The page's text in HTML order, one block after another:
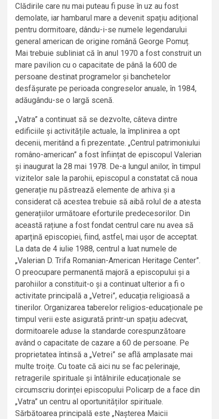
Clădirile care nu mai puteau fi puse în uz au fost
demolate, iar hambarul mare a devenit spațiu adițional
pentru dormitoare, dându-i-se numele legendarului
general american de origine română George Pomuț.
Mai trebuie subliniat că în anul 1970 a fost construit un
mare pavilion cu o capacitate de până la 600 de
persoane destinat programelor și banchetelor
desfășurate pe perioada congreselor anuale, în 1984,
adăugându-se o largă scenă.
„Vatra” a continuat să se dezvolte, câteva dintre
edificiile și activitățile actuale, la împlinirea a opt
decenii, meritând a fi prezentate. „Centrul patrimoniului
româno-american” a fost înființat de episcopul Valerian
și inaugurat la 28 mai 1978. De-a lungul anilor, în timpul
vizitelor sale la parohii, episcopul a constatat că noua
generație nu păstrează elemente de arhiva și a
considerat că acestea trebuie să aibă rolul de a atesta
generațiilor următoare eforturile predecesorilor. Din
această rațiune a fost fondat centrul care nu avea să
aparțină episcopiei, fiind, astfel, mai ușor de acceptat.
La data de 4 iulie 1988, centrul a luat numele de
„Valerian D. Trifa Romanian-American Heritage Center”.
O preocupare permanentă majoră a episcopului și a
parohiilor a constituit-o și a continuat ulterior a fi o
activitate principală a „Vetrei”, educația religioasă a
tinerilor. Organizarea taberelor religios-educaționale pe
timpul verii este asigurată printr-un spațiu adecvat,
dormitoarele aduse la standarde corespunzătoare
având o capacitate de cazare a 60 de persoane. Pe
proprietatea întinsă a „Vetrei” se află amplasate mai
multe troițe. Cu toate că aici nu se fac pelerinaje,
retragerile spirituale și întâlnirile educaționale se
circumscriu dorinței episcopului Policarp de a face din
„Vatra” un centru al oportunităților spirituale.
Sărbătoarea principală este „Nașterea Maicii